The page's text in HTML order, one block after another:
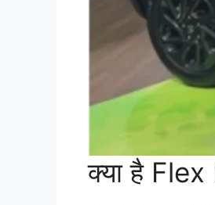
क्या है Flex